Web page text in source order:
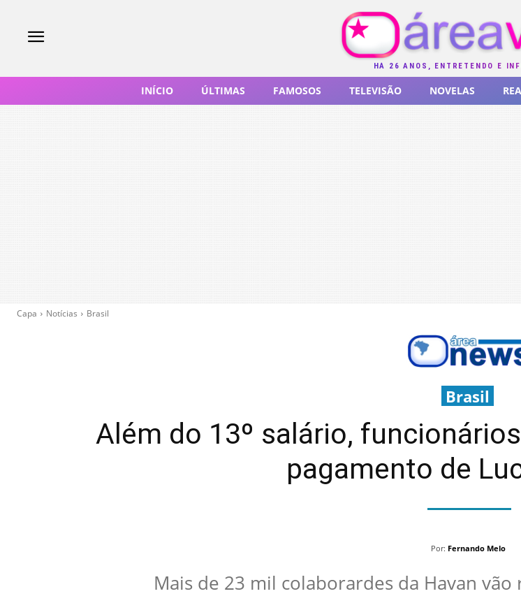
HÁ 26 ANOS, ENTRETENDO E
INÍCIO ÚLTIMAS FAMOSOS TELEVISÃO NOVELAS
Capa Notícias Brasil
Brasil
Além do 13º salário,
pagamento de
Por: Fernando Melo
Mais de 23 mil colaborardes da Havan